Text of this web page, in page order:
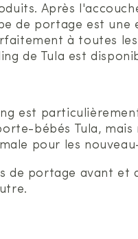
Après
de portage est
à toutes
de Tula est
est
bébés Tula,
pour les
de portage avant